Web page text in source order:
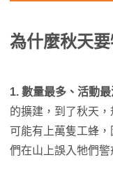
為什麼秋天
1. 數量最多、活動
的擴建，到了秋天
可能有上萬隻工蜂
們在山上誤入牠們警